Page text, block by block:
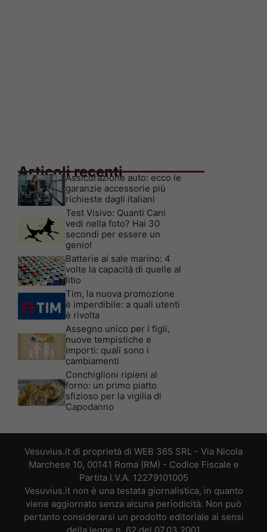
Articoli recenti
Assicurazione auto: ecco le
garanzie accessorie più
richieste dagli italiani
Test Visivo: Quanti Cani
vedi nella foto? Hai 30
secondi per essere un
genio!
Batterie al sale marino: 4
volte la capacità di quelle al
litio
Tim, la nuova promozione
è imperdibile: a quali utenti
è rivolta
Assegno unico per i figli,
nuove tempistiche e
importi: quali sono i
cambiamenti
Conchiglioni ripieni al
forno: un primo piatto
sfizioso per la vigilia di
Capodanno
Vesuvius.it di proprietà di WEB 365 SRL - Via Nicola
Marchese 10, 00141 Roma (RM) - Codice Fiscale e
Partita I.V.A. 12279101005
Vesuvius.it non è una testata giornalistica, in quanto
viene aggiornato senza alcuna periodicità. Non può
pertanto considerarsi un prodotto editoriale ai sensi